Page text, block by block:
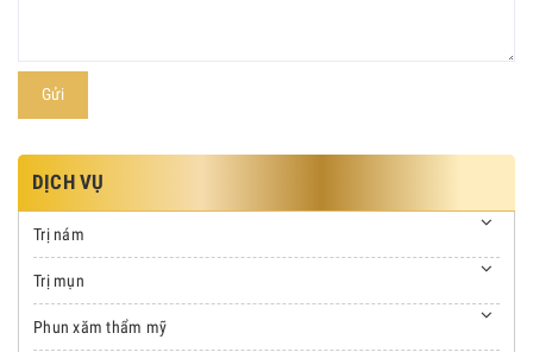
Gửi
DỊCH VỤ
Trị nám
Trị mụn
Phun xăm thẩm mỹ